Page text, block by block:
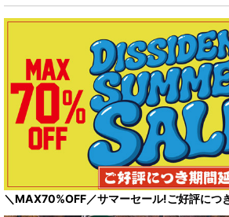
＼MAX70%OFF／サマーセール!ご好評につ